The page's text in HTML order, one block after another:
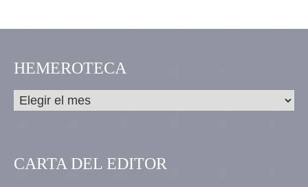
HEMEROTECA
CARTA DEL EDITOR